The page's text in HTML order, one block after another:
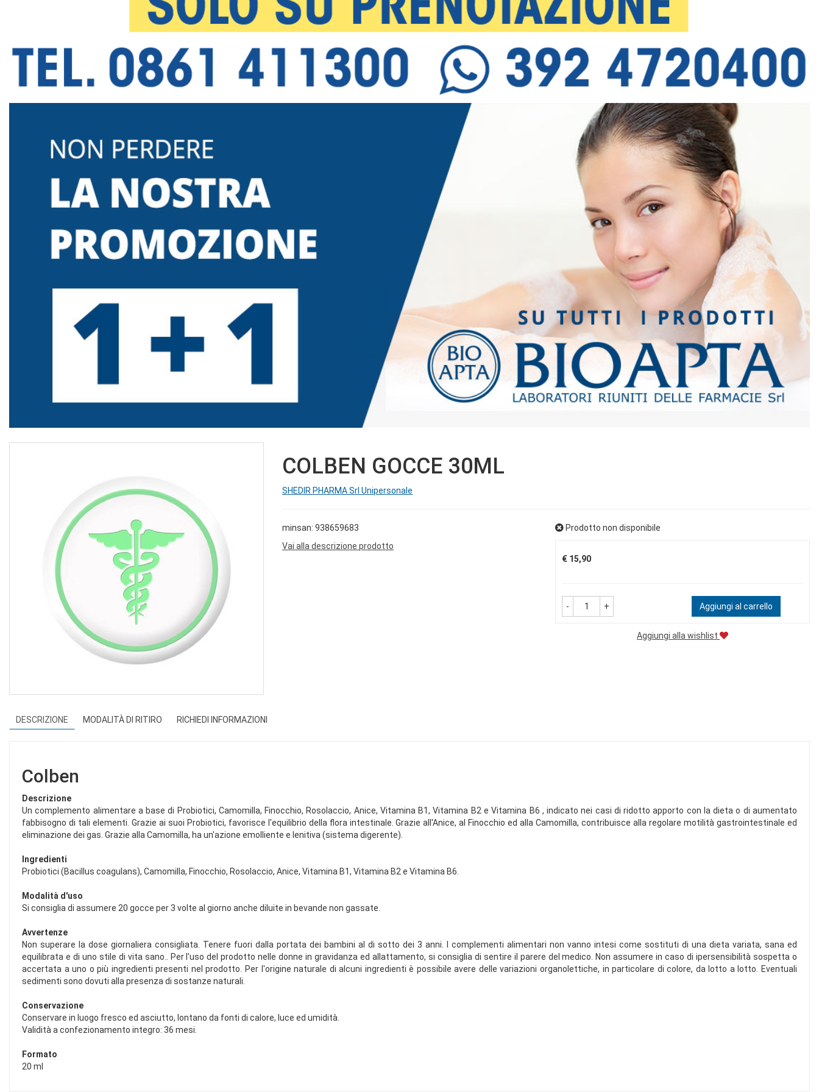
COLBEN GOCCE 30ML
SHEDIR PHARMA Srl Unipersonale
minsan: 938659683
Vai alla descrizione prodotto
Prodotto non disponibile
Prezzo
€ 15,90
- + Aggiungi al carrello
Aggiungi alla wishlist
DESCRIZIONE MODALITÀ DI RITIRO RICHIEDI INFORMAZIONI
Colben
Descrizione
Un complemento alimentare a base di Probiotici, Camomilla, Finocchio, Rosolaccio, Anice, Vitamina B1, Vitamina B2 e Vitamina B6 , indicato nei casi di ridotto apporto con la dieta o di aumentato
fabbisogno di tali elementi. Grazie ai suoi Probiotici, favorisce l'equilibrio della flora intestinale. Grazie all'Anice, al Finocchio ed alla Camomilla, contribuisce alla regolare motilità gastrointestinale ed
eliminazione dei gas. Grazie alla Camomilla, ha un'azione emolliente e lenitiva (sistema digerente).
Ingredienti
Probiotici (Bacillus coagulans), Camomilla, Finocchio, Rosolaccio, Anice, Vitamina B1, Vitamina B2 e Vitamina B6.
Modalità d'uso
Si consiglia di assumere 20 gocce per 3 volte al giorno anche diluite in bevande non gassate.
Avvertenze
Non superare la dose giornaliera consigliata. Tenere fuori dalla portata dei bambini al di sotto dei 3 anni. I complementi alimentari non vanno intesi come sostituti di una dieta variata, sana ed
equilibrata e di uno stile di vita sano.. Per l'uso del prodotto nelle donne in gravidanza ed allattamento, si consiglia di sentire il parere del medico. Non assumere in caso di ipersensibilità sospetta o
accertata a uno o più ingredienti presenti nel prodotto. Per l'origine naturale di alcuni ingredienti è possibile avere delle variazioni organolettiche, in particolare di colore, da lotto a lotto. Eventuali
sedimenti sono dovuti alla presenza di sostanze naturali.
Conservazione
Conservare in luogo fresco ed asciutto, lontano da fonti di calore, luce ed umidità.
Validità a confezionamento integro: 36 mesi.
Formato
20 ml